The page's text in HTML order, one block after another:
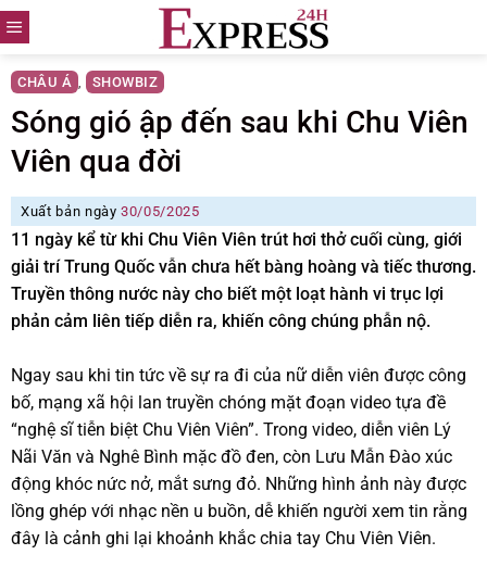
Skip
to
content
CHÂU Á , SHOWBIZ
Sóng gió ập đến sau khi Chu Viên
Viên qua đời
Xuất bản ngày30/05/2025
11 ngày kể từ khi Chu Viên Viên trút hơi thở cuối cùng, giới
giải trí Trung Quốc vẫn chưa hết bàng hoàng và tiếc thương.
Truyền thông nước này cho biết một loạt hành vi trục lợi
phản cảm liên tiếp diễn ra, khiến công chúng phẫn nộ.
Ngay sau khi tin tức về sự ra đi của nữ diễn viên được công
bố, mạng xã hội lan truyền chóng mặt đoạn video tựa đề
“nghệ sĩ tiễn biệt Chu Viên Viên”. Trong video, diễn viên Lý
Nãi Văn và Nghê Bình mặc đồ đen, còn Lưu Mẫn Đào xúc
động khóc nức nở, mắt sưng đỏ. Những hình ảnh này được
lồng ghép với nhạc nền u buồn, dễ khiến người xem tin rằng
đây là cảnh ghi lại khoảnh khắc chia tay Chu Viên Viên.